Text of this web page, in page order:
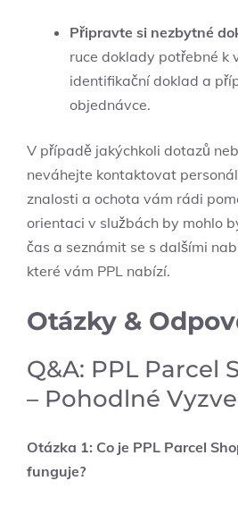
Připravte si nezbytné
ruce doklady potřebné k
identifikační doklad a
objednávce.
V případě jakýchkoli dotazů
neváhejte kontaktovat
znalosti a ochota vám rádi
orientaci v službách by mohlo
čas a seznámit se s dalšími
které vám PPL nabízí.
Otázky &
Q&A: PPL Parcel
– Pohodlné
Otázka 1: Co je PPL Parcel
funguje?